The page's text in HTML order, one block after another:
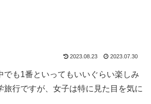
2023.08.23 2023.07.30
でも1番といってもいいぐらい楽しみ
旅行ですが、女子は特に見た目を気に